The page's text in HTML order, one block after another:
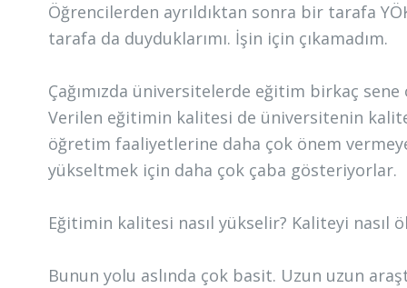
Öğrencilerden ayrıldıktan sonra bir tarafa
tarafa da duyduklarımı. İşin için çıkamadım.
Çağımızda üniversitelerde eğitim birkaç
Verilen eğitimin kalitesi de üniversitenin
öğretim faaliyetlerine daha çok önem
yükseltmek için daha çok çaba gösteriyorlar.
Eğitimin kalitesi nasıl yükselir? Kaliteyi nasıl
Bunun yolu aslında çok basit. Uzun uzun